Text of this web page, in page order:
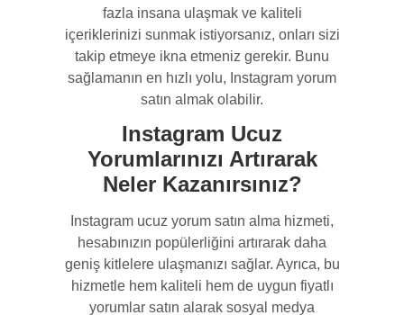
fazla insana ulaşmak ve kaliteli
içeriklerinizi sunmak istiyorsanız, onları sizi
takip etmeye ikna etmeniz gerekir. Bunu
sağlamanın en hızlı yolu, Instagram yorum
satın almak olabilir.
Instagram Ucuz
Yorumlarınızı Artırarak
Neler Kazanırsınız?
Instagram ucuz yorum satın alma hizmeti,
hesabınızın popülerliğini artırarak daha
geniş kitlelere ulaşmanızı sağlar. Ayrıca, bu
hizmetle hem kaliteli hem de uygun fiyatlı
yorumlar satın alarak sosyal medya